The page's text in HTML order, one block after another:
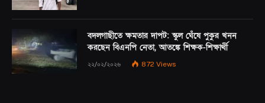
বদলগাছীতে ক্ষমতার দাপট: স্কুল ঘেঁষে পুকুর খনন
করছেন বিএনপি নেতা, আতঙ্কে শিক্ষক-শিক্ষার্থী
২২/০২/২০২৬ 872 Views